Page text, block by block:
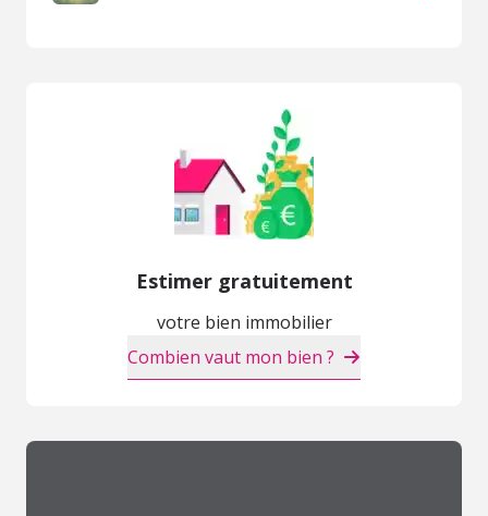
Estimer gratuitement
votre bien immobilier
Combien vaut mon bien ?